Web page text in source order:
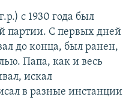
с 1930 года был
партии. С первых дней
до конца, был ранен,
Папа, как и весь
искал
в разные инстанции